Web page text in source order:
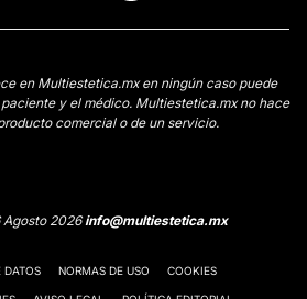
en Multiestetica.mx en ningún caso puede
y el médico. Multiestetica.mx no hace
comercial o de un servicio.
Agosto 2026info@multiestetica.mx
DATOS NORMAS DE USO COOKIES